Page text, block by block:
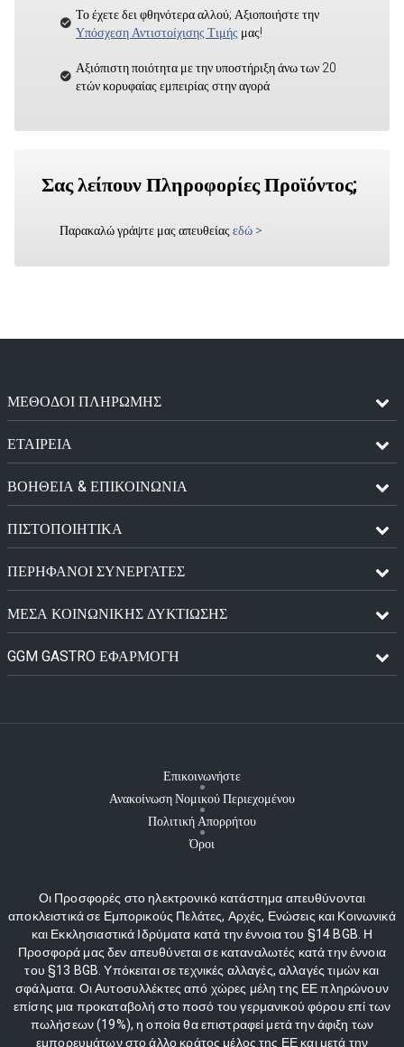
Το έχετε δει φθηνότερα αλλού; Αξιοποιήστε την
Υπόσχεση Αντιστοίχισης Τιμής μας!
Αξιόπιστη ποιότητα με την υποστήριξη άνω των 20
ετών κορυφαίας εμπειρίας στην αγορά
Σας λείπουν Πληροφορίες Προϊόντος;
Παρακαλώ γράψτε μας απευθείας εδώ >
ΜΈΘΟΔΟΙ ΠΛΗΡΩΜΉΣ
ΕΤΑΙΡΕΙΑ
ΒΟΗΘΕΙΑ & ΕΠΙΚΟΙΝΩΝΙΑ
ΠΙΣΤΟΠΟΙΗΤΙΚΆ
ΠΕΡΉΦΑΝΟΙ ΣΥΝΕΡΓΆΤΕΣ
ΜΈΣΑ ΚΟΙΝΩΝΙΚΉΣ ΔΥΚΤΊΩΣΗΣ
GGM GASTRO ΕΦΑΡΜΟΓΉ
Επικοινωνήστε
Ανακοίνωση Νομικού Περιεχομένου
Πολιτική Απορρήτου
Όροι
Οι Προσφορές στο ηλεκτρονικό κατάστημα απευθύνονται
αποκλειστικά σε Εμπορικούς Πελάτες, Αρχές, Ενώσεις και Κοινωνικά
και Εκκλησιαστικά Ιδρύματα κατά την έννοια του §14 BGB. Η
Προσφορά μας δεν απευθύνεται σε καταναλωτές κατά την έννοια
του §13 BGB. Υπόκειται σε τεχνικές αλλαγές, αλλαγές τιμών και
σφάλματα. Οι Αυτοσυλλέκτες από χώρες μέλη της ΕΕ πληρώνουν
επίσης μια προκαταβολή στο ποσό του γερμανικού φόρου επί των
πωλήσεων (19%), η οποία θα επιστραφεί μετά την άφιξη των
εμπορευμάτων στο άλλο κράτος μέλος της ΕΕ και μετά την